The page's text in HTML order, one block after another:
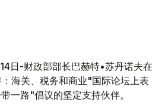
日-财政部部长巴赫特•苏丹诺夫在
海关、税务和商业"国际论坛上表
一路"倡议的坚定支持伙伴。